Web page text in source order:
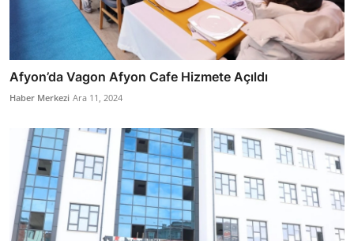
Afyon’da Vagon Afyon Cafe Hizmete Açıldı
Haber Merkezi Ara 11, 2024